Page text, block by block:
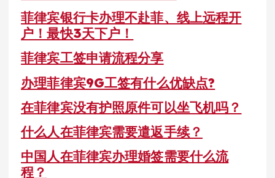
菲律宾银行卡办理不赴菲、线上远程开
户！最快3天下户！
菲律宾工签申请流程分享
办理菲律宾9G工签有什么优缺点?
在菲律宾没有护照原件可以坐飞机吗？
什么人在菲律宾需要遣返手续？
中国人在菲律宾办理婚签需要什么流
程？